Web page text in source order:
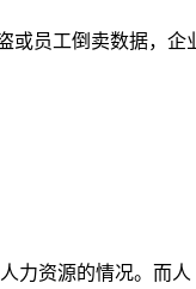
员工倒卖数据，企
力资源的情况。而人